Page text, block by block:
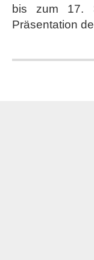
bis zum 17.
Präsentation